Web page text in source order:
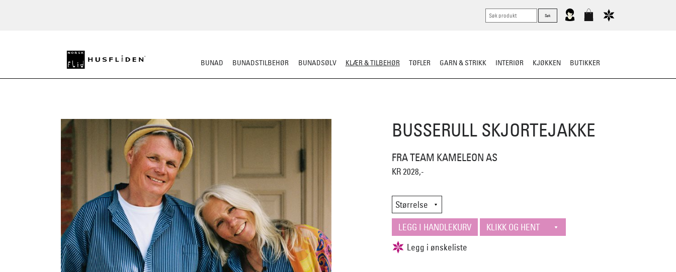
BUNAD BUNADSTILBEHØR BUNADSØLV KLÆR & TILBEHØR TØFLER GARN & STRIKK INTERIØR KJØKKEN BUTIKKER
BUSSERULL SKJORTEJAKKE
FRA TEAM KAMELEON AS
KR 2028,-